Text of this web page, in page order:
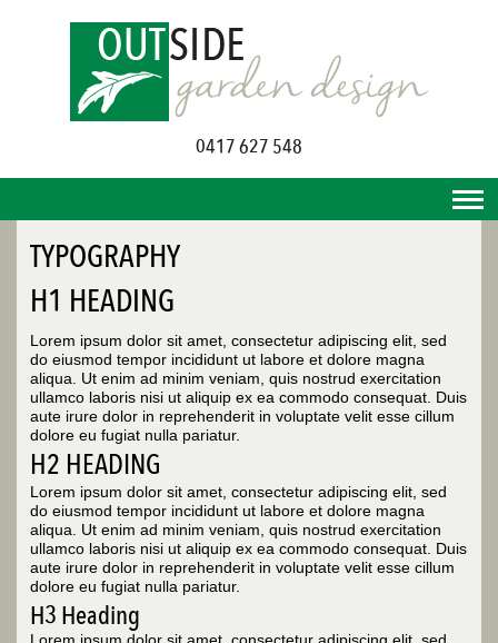
0417 627 548
TYPOGRAPHY
H1 HEADING
Lorem ipsum dolor sit amet, consectetur adipiscing elit, sed
do eiusmod tempor incididunt ut labore et dolore magna
aliqua. Ut enim ad minim veniam, quis nostrud exercitation
ullamco laboris nisi ut aliquip ex ea commodo consequat. Duis
aute irure dolor in reprehenderit in voluptate velit esse cillum
dolore eu fugiat nulla pariatur.
H2 HEADING
Lorem ipsum dolor sit amet, consectetur adipiscing elit, sed
do eiusmod tempor incididunt ut labore et dolore magna
aliqua. Ut enim ad minim veniam, quis nostrud exercitation
ullamco laboris nisi ut aliquip ex ea commodo consequat. Duis
aute irure dolor in reprehenderit in voluptate velit esse cillum
dolore eu fugiat nulla pariatur.
H3 Heading